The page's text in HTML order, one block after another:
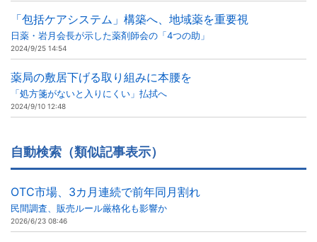
「包括ケアシステム」構築へ、地域薬を重要視
日薬・岩月会長が示した薬剤師会の「4つの助」
2024/9/25 14:54
薬局の敷居下げる取り組みに本腰を
「処方箋がないと入りにくい」払拭へ
2024/9/10 12:48
自動検索（類似記事表示）
OTC市場、3カ月連続で前年同月割れ
民間調査、販売ルール厳格化も影響か
2026/6/23 08:46